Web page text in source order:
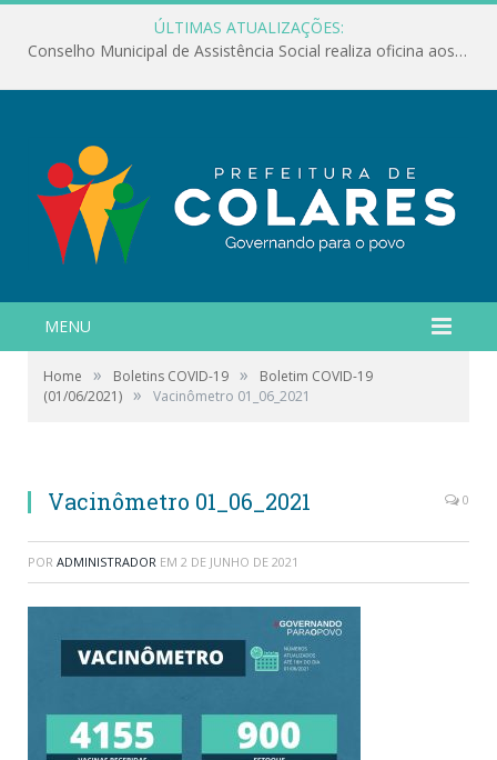
ÚLTIMAS ATUALIZAÇÕES:
Conselho Municipal de Assistência Social realiza oficina aos servidores
MENU
Home » Boletins COVID-19 »
Boletim COVID-19
(01/06/2021) » Vacinômetro 01_06_2021
Vacinômetro 01_06_2021 0
POR ADMINISTRADOR EM 2 DE JUNHO DE 2021